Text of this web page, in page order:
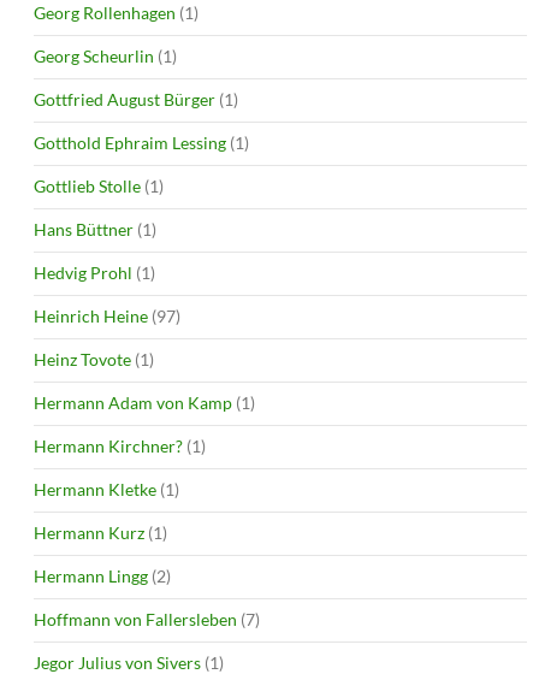
Georg Rollenhagen (1)
Georg Scheurlin (1)
Gottfried August Bürger (1)
Gotthold Ephraim Lessing (1)
Gottlieb Stolle (1)
Hans Büttner (1)
Hedvig Prohl (1)
Heinrich Heine (97)
Heinz Tovote (1)
Hermann Adam von Kamp (1)
Hermann Kirchner? (1)
Hermann Kletke (1)
Hermann Kurz (1)
Hermann Lingg (2)
Hoffmann von Fallersleben (7)
Jegor Julius von Sivers (1)